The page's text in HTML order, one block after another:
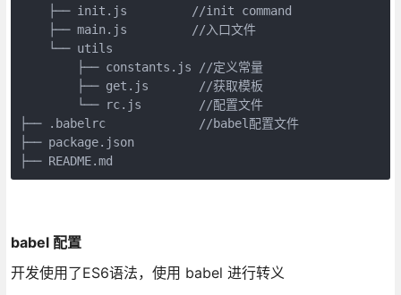
    ├── init.js         //init command
    ├── main.js         //入口文件
    └── utils
        ├── constants.js //定义常量
        ├── get.js       //获取模板
        └── rc.js        //配置文件
├── .babelrc             //babel配置文件
├── package.json
├── README.md
babel 配置
开发使用了ES6语法，使用 babel 进行转义